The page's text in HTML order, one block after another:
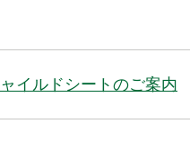
イルドシートのご案内